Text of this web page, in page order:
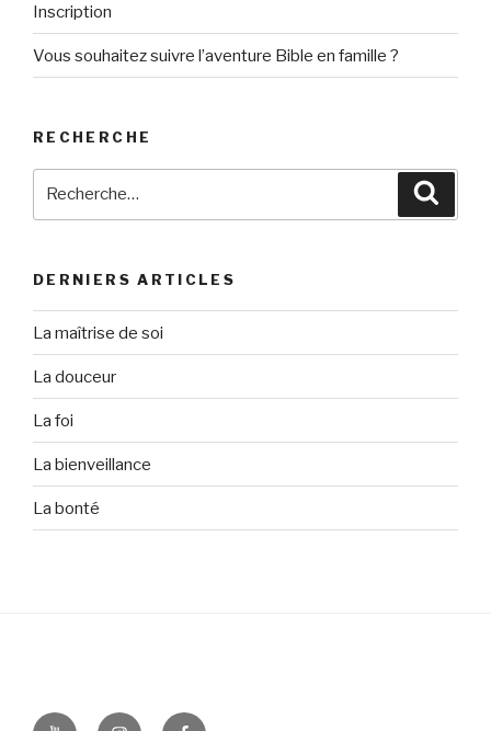
Inscription
Vous souhaitez suivre l’aventure Bible en famille ?
RECHERCHE
DERNIERS ARTICLES
La maîtrise de soi
La douceur
La foi
La bienveillance
La bonté
YoutubeInstagramFacebook